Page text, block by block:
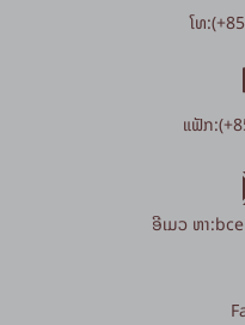
ໂທ
ແຟັກ
ອີເມວ ຫາ: